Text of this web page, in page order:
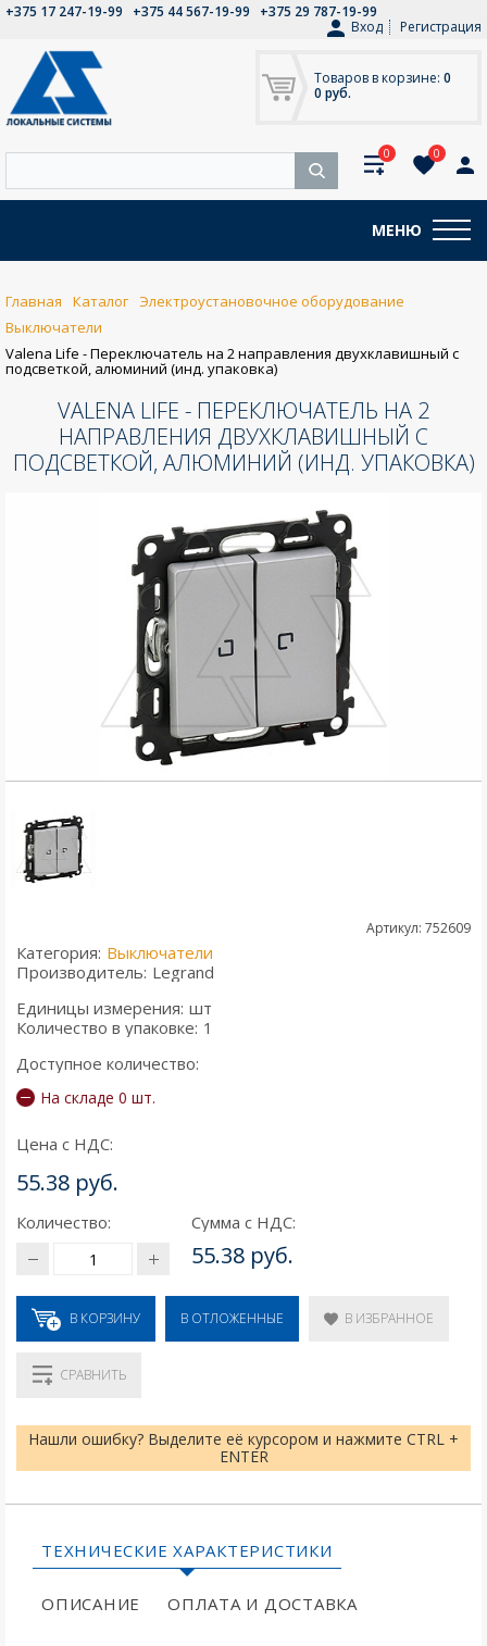
+375 17 247-19-99 +375 44 567-19-99
+375 29 787-19-99
Вход
Регистрация
Товаров в корзине: 0
0 руб.
0 0
МЕНЮ
Главная Каталог
Электроустановочное оборудование
Выключатели
Valena Life - Переключатель на 2 направления двухклавишный с
подсветкой, алюминий (инд. упаковка)
VALENA LIFE - ПЕРЕКЛЮЧАТЕЛЬ НА 2
НАПРАВЛЕНИЯ ДВУХКЛАВИШНЫЙ С
ПОДСВЕТКОЙ, АЛЮМИНИЙ (ИНД. УПАКОВКА)
Артикул: 752609
Категория: Выключатели
Производитель: Legrand
Единицы измерения: шт
Количество в упаковке: 1
Доступное количество:
На складе 0 шт.
Цена с НДС:
55.38 руб.
Количество: Сумма с НДС:
55.38 руб.
В КОРЗИНУ В ОТЛОЖЕННЫЕ В ИЗБРАННОЕ
СРАВНИТЬ
Нашли ошибку? Выделите её курсором и нажмите CTRL +
ENTER
ТЕХНИЧЕСКИЕ ХАРАКТЕРИСТИКИ
ОПИСАНИЕ ОПЛАТА И ДОСТАВКА